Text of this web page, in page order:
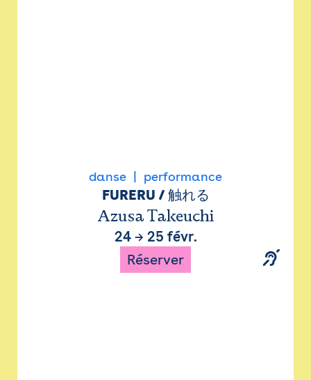
danse performance
FURERU / 触れる
Azusa Takeuchi
24→ 25 févr.
Réserver